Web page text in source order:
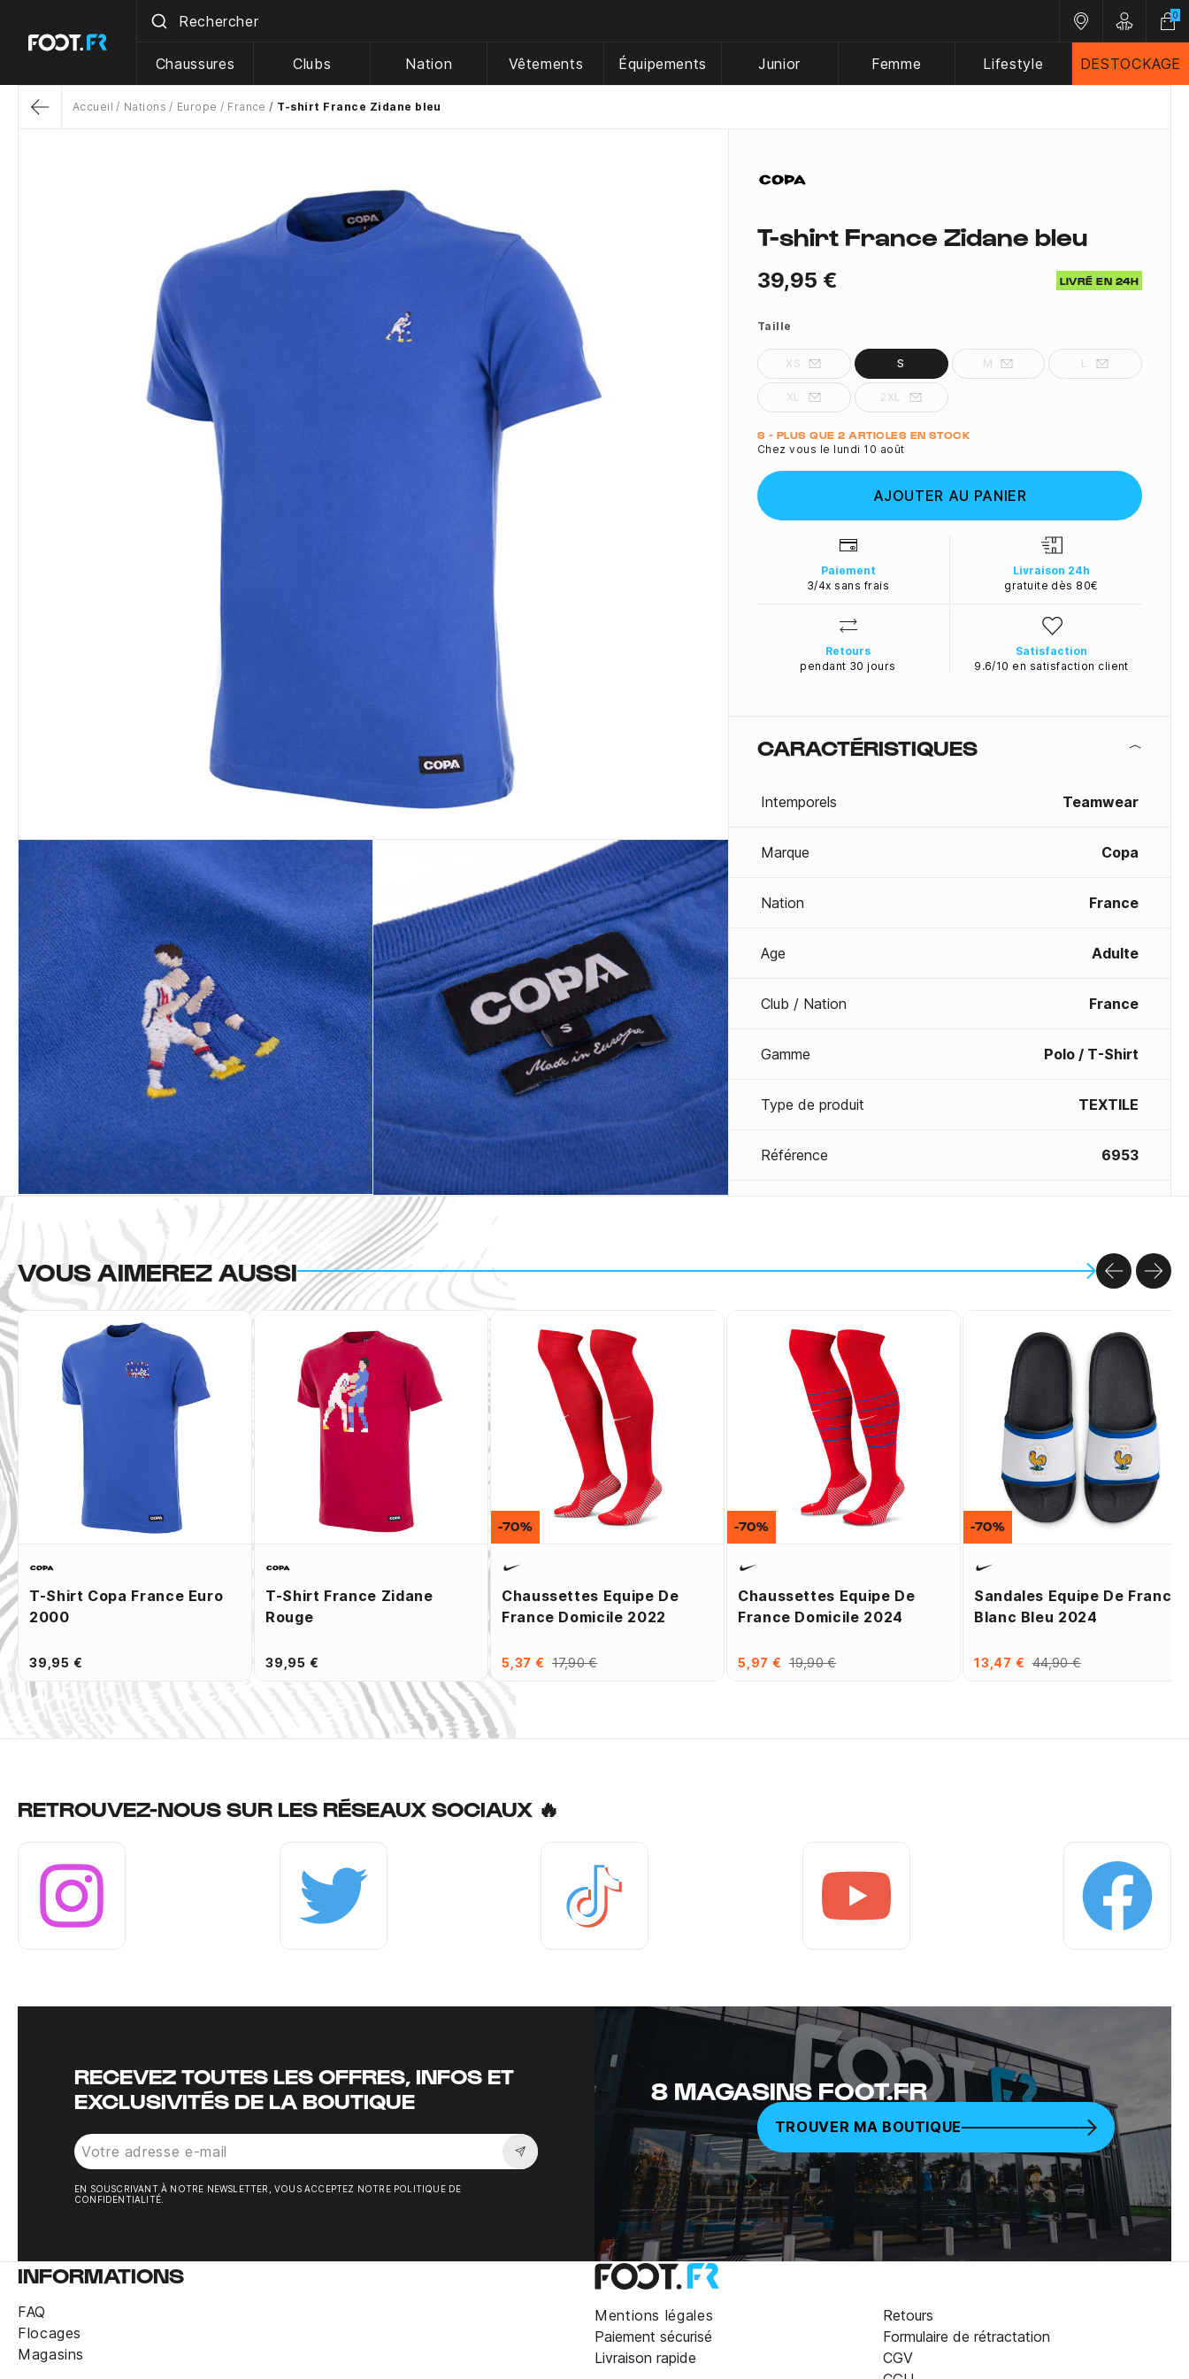
Nos magasins
Customer
0
Chaussures Clubs Nation Vêtements Équipements Junior Femme Lifestyle DESTOCKAGE
Accueil Nations Europe France T-shirt France Zidane bleu
T-shirt France Zidane bleu
39,95 € LIVRÉ EN 24H
Taille
XS S M L
XL 2XL
Quantité
S - PLUS QUE 2 ARTICLES EN STOCK
Chez vous le lundi 10 août
AJOUTER AU PANIER
Paiement
3/4x sans frais
Livraison 24h
gratuite dès 80€
Retours
pendant 30 jours
Satisfaction
9.6/10 en satisfaction client
CARACTÉRISTIQUES
Intemporels Teamwear
Marque Copa
Nation France
Age Adulte
Club / Nation France
Gamme Polo / T-Shirt
Type de produit TEXTILE
Référence 6953
VOUS AIMEREZ AUSSI
T-Shirt Copa France Euro
2000
39,95 €
T-Shirt France Zidane
Rouge
39,95 €
Chaussettes Equipe De
France Domicile 2022
5,37 € 17,90 €
-70%
Chaussettes Equipe De
France Domicile 2024
5,97 € 19,90 €
-70%
Sandales Equipe De France
Blanc Bleu 2024
13,47 € 44,90 €
-70%
RETROUVEZ-NOUS SUR LES RÉSEAUX SOCIAUX 🔥
RECEVEZ TOUTES LES OFFRES, INFOS ET
EXCLUSIVITÉS DE LA BOUTIQUE
Souscrire à la newsletter
EN SOUSCRIVANT À NOTRE NEWSLETTER, VOUS ACCEPTEZ NOTRE POLITIQUE DE
CONFIDENTIALITÉ.
8 MAGASINS FOOT.FR
TROUVER MA BOUTIQUE
INFORMATIONS
FAQ
Flocages
Magasins
Mentions légales
Paiement sécurisé
Livraison rapide
Retours
Formulaire de rétractation
CGV